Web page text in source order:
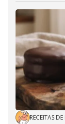
RECEITAS DE